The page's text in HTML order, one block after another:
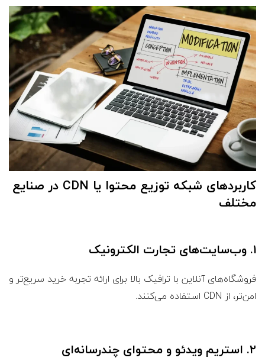
کاربردهای شبکه توزیع محتوا یا CDN
در صنایع
مختلف
۱. وب‌سایت‌های تجارت الکترونیک
فروشگاه‌های آنلاین با ترافیک بالا برای ارائه تجربه خرید سریع‌تر و
امن‌تر، از CDN استفاده می‌کنند.
۲. استریم ویدئو و محتوای چندرسانه‌ای